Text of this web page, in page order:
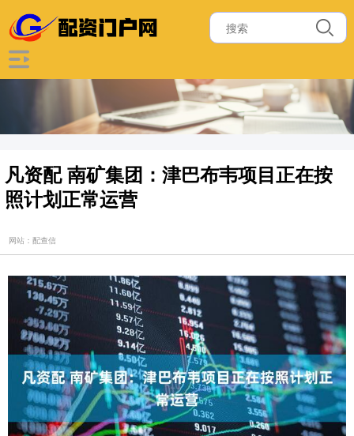
凡资配 南矿集团：津巴布韦项目正在按
照计划正常运营
网站：配查信